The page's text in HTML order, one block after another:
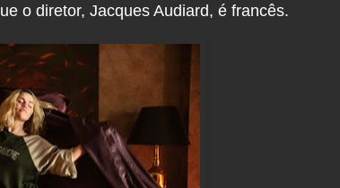
o diretor, Jacques Audiard, é francês.